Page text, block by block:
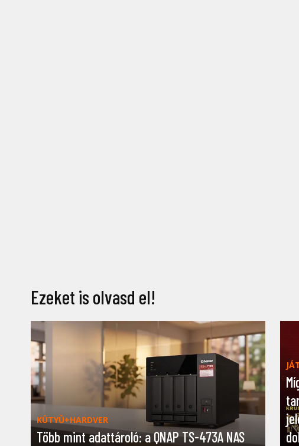
Ezeket is olvasd el!
KÜTYÜ+HARDVER
Több mint adattároló: a QNAP TS-473A NAS